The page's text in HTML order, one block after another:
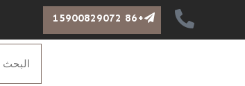
+86 15900829072